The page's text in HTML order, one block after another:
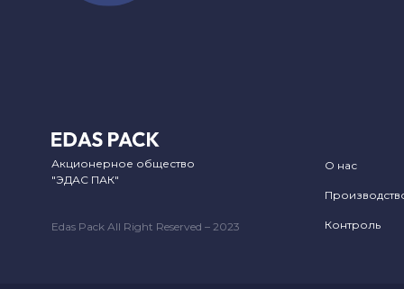
Edas Pack All Right Reserved – 2023
Акционерное общество
"ЭДАС ПАК"
О нас
Контроль